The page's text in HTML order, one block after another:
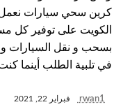
كرين سحي سيارات
الكويت على توفير كل
بسحب و نقل السيارات و
في تلبية الطلب أينما
rwan1 فبراير 22, 2021